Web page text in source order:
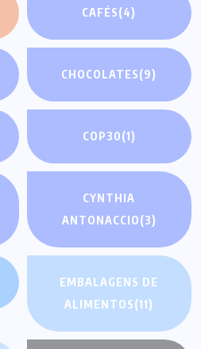
CAFÉS(4)
CHOCOLATES(9)
COP30(1)
CYNTHIA
ANTONACCIO(3)
EMBALAGENS DE
ALIMENTOS(11)